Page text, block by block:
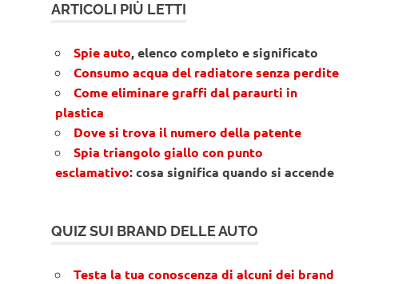
ARTICOLI PIÙ LETTI
Spie auto, elenco completo e significato
Consumo acqua del radiatore senza perdite
Come eliminare graffi dal paraurti in
plastica
Dove si trova il numero della patente
Spia triangolo giallo con punto
esclamativo: cosa significa quando si accende
QUIZ SUI BRAND DELLE AUTO
Testa la tua conoscenza di alcuni dei brand